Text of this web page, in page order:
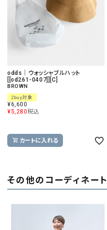
odds｜ウォッシャブルハット
[[od261-0407]][C]
BROWN
2buy対象
¥6,600
¥5,280税込
カートに入れる
その他のコーディネート